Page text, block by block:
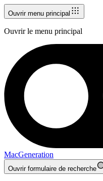
Ouvrir menu principal
Ouvrir le menu principal
MacGeneration
Ouvrir formulaire de recherche